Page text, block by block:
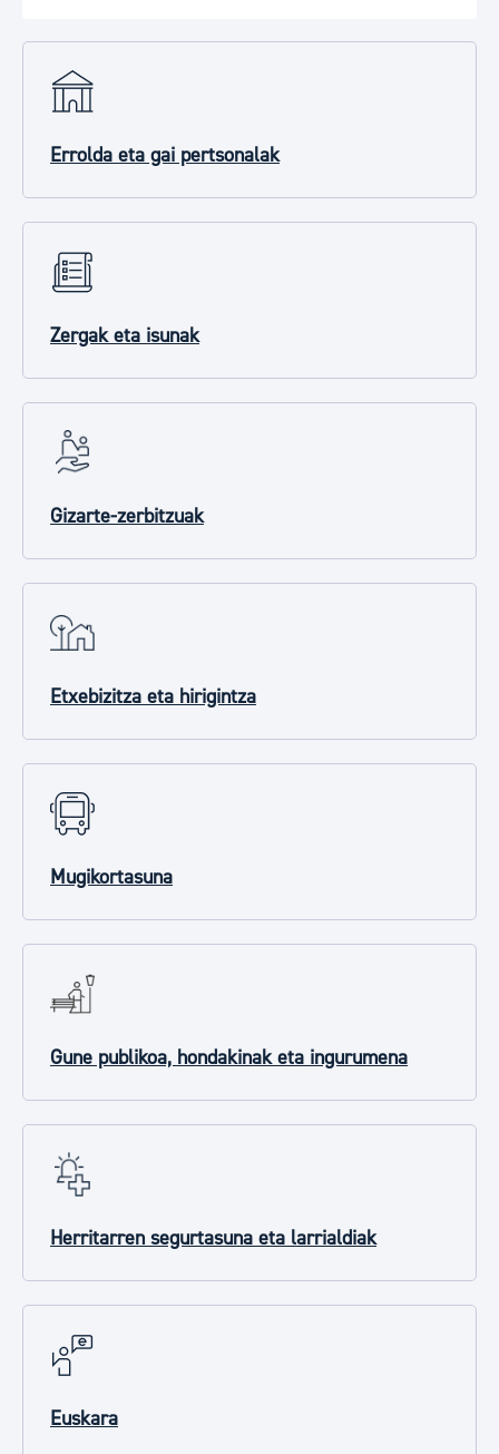
Errolda eta gai pertsonalak
Zergak eta isunak
Gizarte-zerbitzuak
Etxebizitza eta hirigintza
Mugikortasuna
Gune publikoa, hondakinak eta ingurumena
Herritarren segurtasuna eta larrialdiak
Euskara